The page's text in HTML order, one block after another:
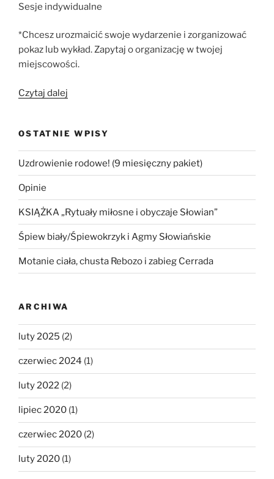
Sesje indywidualne
*Chcesz urozmaicić swoje wydarzenie i zorganizować
pokaz lub wykład. Zapytaj o organizację w twojej
miejscowości.
Czytaj dalej
OSTATNIE WPISY
Uzdrowienie rodowe! (9 miesięczny pakiet)
Opinie
KSIĄŻKA „Rytuały miłosne i obyczaje Słowian”
Śpiew biały/Śpiewokrzyk i Agmy Słowiańskie
Motanie ciała, chusta Rebozo i zabieg Cerrada
ARCHIWA
luty 2025 (2)
czerwiec 2024 (1)
luty 2022 (2)
lipiec 2020 (1)
czerwiec 2020 (2)
luty 2020 (1)